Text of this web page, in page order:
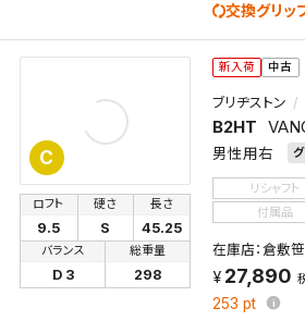
交換グリッ
C
新入荷 中古
ブリヂストン
B2HT
男性用右
ロフト
9.5
硬さ
S
長さ
45.25
バランス
D 3
総重量
298
リシャフト
付属品
在庫店：倉敷
27,890
253 pt
検索条件を保存
この検索条件をマイページ内「保存
保存します。
よく探す商品を、毎回条件指定する